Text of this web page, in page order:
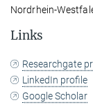
Nordrhein-
Links
Researchgate
LinkedIn profile
Google Scholar